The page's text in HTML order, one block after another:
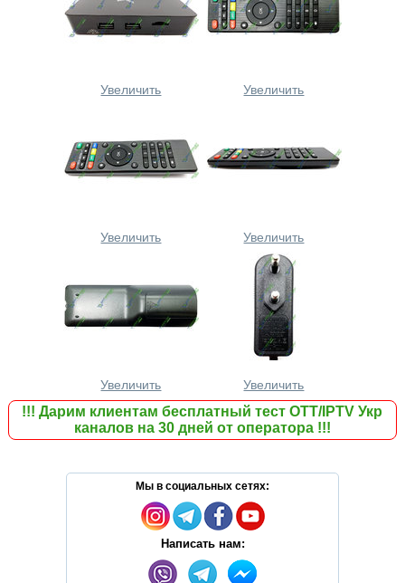
Увеличить Увеличить
Увеличить Увеличить
Увеличить Увеличить
!!! Дарим клиентам бесплатный тест ОТТ/IPTV Укр
каналов на 30 дней от оператора!!!
Мы в социальных сетях:
Написать нам: